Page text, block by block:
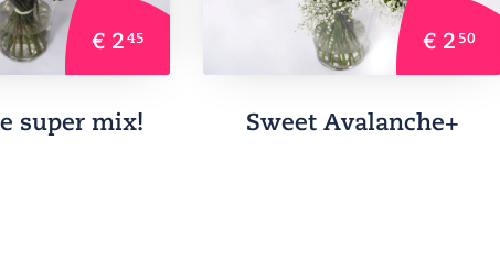
€ 245
super mix!
€ 2 50
Sweet Avalanche+